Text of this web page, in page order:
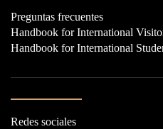
Preguntas frecuentes
Handbook for International
Handbook for International
Redes sociales